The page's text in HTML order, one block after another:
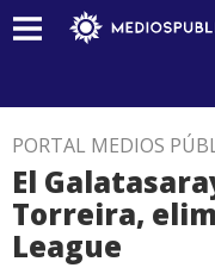
PORTAL MEDIOS
El
Torreira,
League